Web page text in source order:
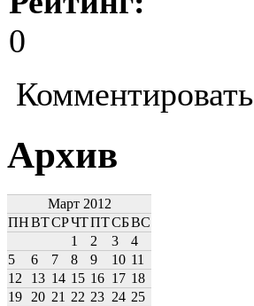
0
Комментировать
Архив
Март 2012
ПНВТСРЧТПТСБВС
1
2 3
4
5
6 7 8 9 10 11
12
13 14 15 16 17 18
19
20 21 22 23 24 25